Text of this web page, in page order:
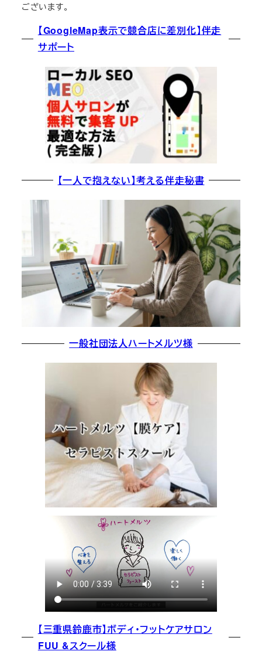
ございます。
【GoogleMap表示で競合店に差別化】伴走
サポート
【一人で抱えない】考える伴走秘書
一般社団法人ハートメルツ様
【三重県鈴鹿市】ボディ・フットケアサロン
FUU &スクール様